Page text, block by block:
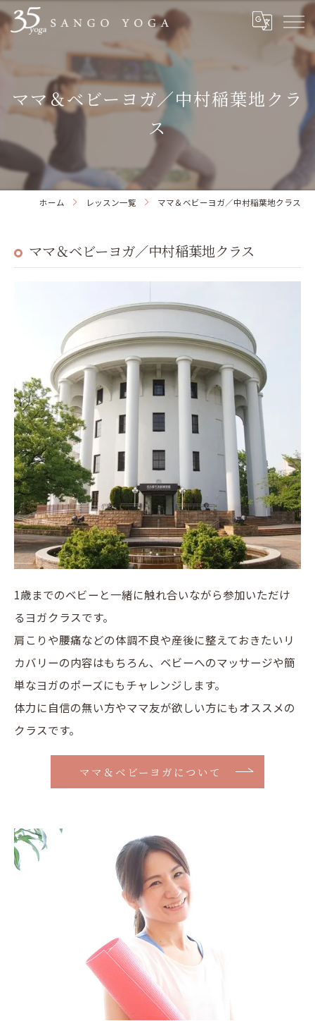
ママ＆ベビーヨガ／中村稲葉地クラ
ス
ホーム レッスン一覧 ママ＆ベビーヨガ／中村稲葉地クラス
ママ＆ベビーヨガ／中村稲葉地クラス
1歳までのベビーと一緒に触れ合いながら参加いただけ
るヨガクラスです。
肩こりや腰痛などの体調不良や産後に整えておきたいリ
カバリーの内容はもちろん、ベビーへのマッサージや簡
単なヨガのポーズにもチャレンジします。
体力に自信の無い方やママ友が欲しい方にもオススメの
クラスです。
ママ＆ベビーヨガについて